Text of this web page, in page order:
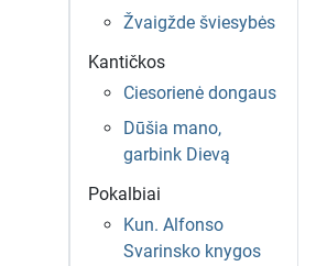
Žvaigžde šviesybės
Kantičkos
Ciesorienė dongaus
Dūšia mano,
garbink Dievą
Pokalbiai
Kun. Alfonso
Svarinsko knygos